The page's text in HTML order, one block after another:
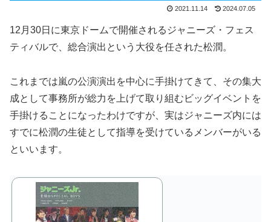
2021.11.14 2024.07.05
12月30日に東京ドームで開催されるジャニーズ・フェス
ティバルで、総合演出という大役を任された松潤。
これまでは嵐の公演演出を中心に手掛けてきて、その集大
成として事務所が総力を上げて取り組むビッグイベントを
手掛けることになったわけですが、実はジャニーズ内には
すでに松潤の生徒として指導を受けているメンバーがいる
といいます。